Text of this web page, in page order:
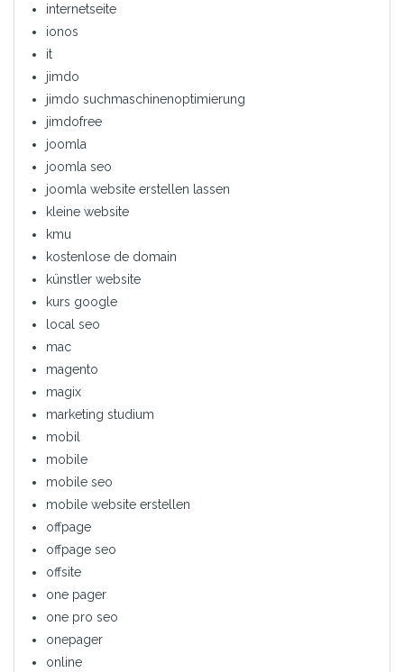
internetseite
ionos
it
jimdo
jimdo suchmaschinenoptimierung
jimdofree
joomla
joomla seo
joomla website erstellen lassen
kleine website
kmu
kostenlose de domain
künstler website
kurs google
local seo
mac
magento
magix
marketing studium
mobil
mobile
mobile seo
mobile website erstellen
offpage
offpage seo
offsite
one pager
one pro seo
onepager
online